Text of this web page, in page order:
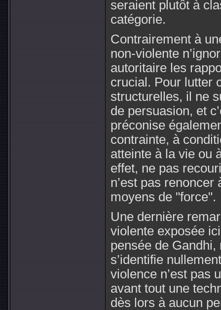
seraient plutôt à
catégorie.
Contrairement à
non-violente
autoritaire les
crucial. Pour lutter
structurelles, il ne
de persuasion, et
préconise
contrainte, à
atteinte à la vie ou
effet, ne pas
n’est pas
moyens de "force".
Une dernière
violente exposée
pensée de
s’identifie
violence n’est pas
avant tout une
dès lors à aucun